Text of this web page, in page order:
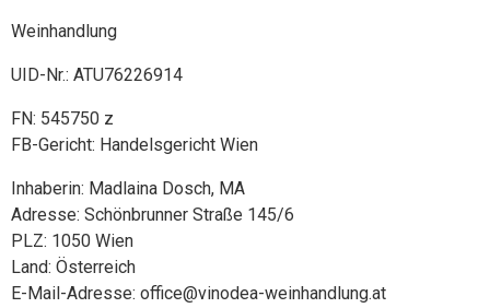
Weinhandlung
UID-Nr.: ATU76226914
FN: 545750 z
FB-Gericht: Handelsgericht Wien
Inhaberin: Madlaina Dosch, MA
Adresse: Schönbrunner Straße 145/6
PLZ: 1050 Wien
Land: Österreich
E-Mail-Adresse: office@vinodea-weinhandlung.at